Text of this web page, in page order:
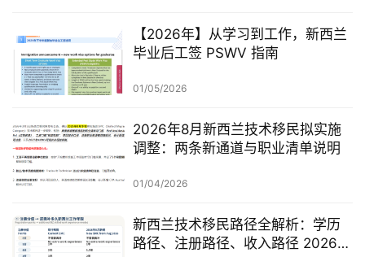
【2026年】从学习到工作，新西兰
毕业后工签 PSWV 指南
01/05/2026
2026年8月新西兰技术移民拟实施
调整：两条新通道与职业清单说明
01/04/2026
新西兰技术移民路径全解析：学历
路径、注册路径、收入路径 2026年